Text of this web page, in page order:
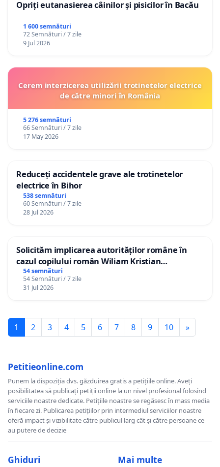
Opriți eutanasierea câinilor și pisicilor în Bacău
1 600 semnături
72 Semnături / 7 zile
9 Jul 2026
Cerem interzicerea utilizării trotinetelor electrice
de către minori în România
5 276 semnături
66 Semnături / 7 zile
17 May 2026
Reduceți accidentele grave ale trotinetelor
electrice în Bihor
538 semnături
60 Semnături / 7 zile
28 Jul 2026
Solicităm implicarea autorităților române în
cazul copilului român Wiliam Kristian
Gheorghe, aflat în plasament în Danemarca de
12 ani
54 semnături
54 Semnături / 7 zile
31 Jul 2026
1 2 3 4 5 6 7 8 9 10 »
Petitieonline.com
Punem la dispoziția dvs. găzduirea gratis a petițiile online. Aveți
posibilitatea să publicați petiții online la un nivel profesional folosind
serviciile noastre dedicate. Petițiile noastre se regăsesc în mass media
în fiecare zi. Publicarea petițiilor prin intermediul serviciilor noastre
oferă impact și vizibilitate către publicul larg cât și către persoane ce
au putere de decizie
Ghiduri Mai multe